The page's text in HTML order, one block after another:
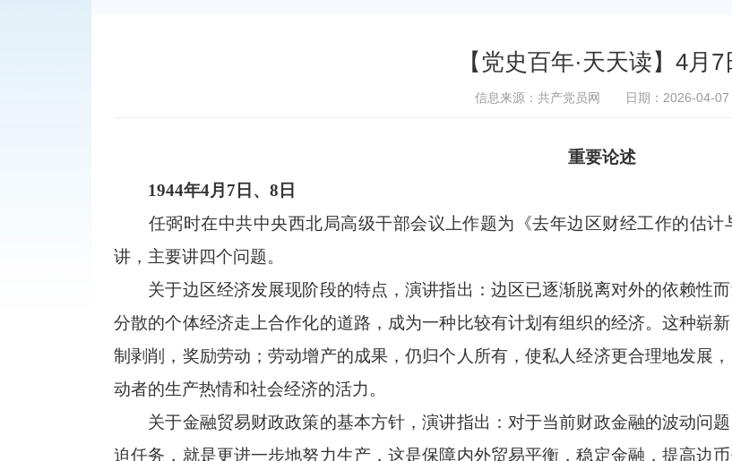
【党史百年·天天读】4月7
信息来源：共产党员网 日期：2026-04-07
重要论述
1944年4月7日、8日
任弼时在中共中央西北局高级干部会议上作题为《去年边区财经工作的估计
讲，主要讲四个问题。
关于边区经济发展现阶段的特点，演讲指出：边区已逐渐脱离对外的依赖性
分散的个体经济走上合作化的道路，成为一种比较有计划有组织的经济。这种崭
制剥削，奖励劳动；劳动增产的成果，仍归个人所有，使私人经济更合理地发展
动者的生产热情和社会经济的活力。
关于金融贸易财政政策的基本方针，演讲指出：对于当前财政金融的波动问
迫任务，就是更进一步地努力生产，这是保障内外贸易平衡，稳定金融，提高边